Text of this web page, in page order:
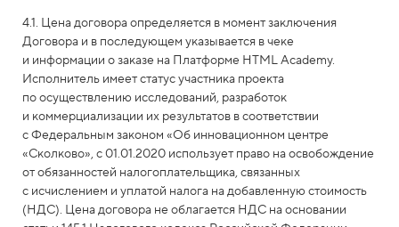
4.1. Цена договора определяется в момент заключения
Договора и в последующем указывается в чеке
и информации о заказе на Платформе HTML Academy.
Исполнитель имеет статус участника проекта
по осуществлению исследований, разработок
и коммерциализации их результатов в соответствии
с Федеральным законом «Об инновационном центре
«Сколково», с 01.01.2020 использует право на освобождение
от обязанностей налогоплательщика, связанных
с исчислением и уплатой налога на добавленную стоимость
(НДС). Цена договора не облагается НДС на основании